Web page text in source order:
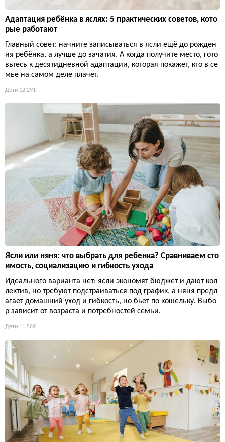
Адаптация ребёнка в яслях: 5 практических советов, кото
рые работают
Главный совет: начните записываться в ясли ещё до рожден
ия ребёнка, а лучше до зачатия. А когда получите место, гото
вьтесь к десятидневной адаптации, которая покажет, кто в се
мье на самом деле плачет.
Дети 12 291
Ясли или няня: что выбрать для ребенка? Сравниваем сто
имость, социализацию и гибкость ухода
Идеального варианта нет: ясли экономят бюджет и дают кол
лектив, но требуют подстраиваться под график, а няня предл
агает домашний уход и гибкость, но бьет по кошельку. Выбо
р зависит от возраста и потребностей семьи.
Дети 11 569